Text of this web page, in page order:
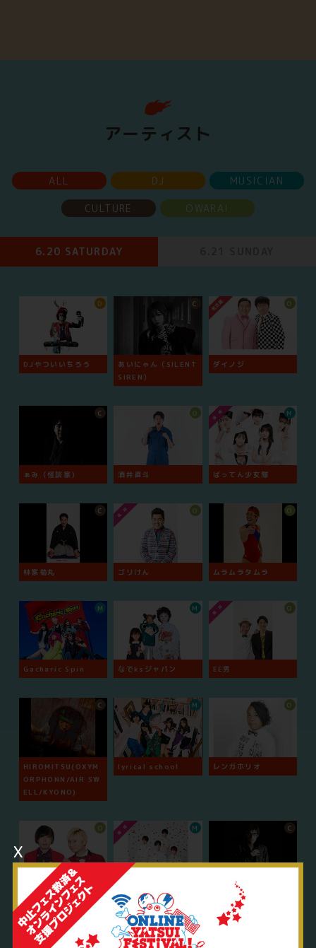
x
アーティスト
ALL DJ MUSICIAN
CULTURE OWARAI
6.20 SATURDAY
DJやついいちろう
D
あいにゃん（SILENT
SIREN）
C
ダイノジ
O
ぁみ（怪談家）
C
酒井直斗
O
ばってん少女隊
M
林家菊丸
C
ゴリけん
O
ムラムラタムラ
O
Gacharic Spin
M
なでksジャパン
M
EE男
O
HIROMITSU(OXYM
ORPHONN/AIR SW
ELL/KYONO)
C
lyrical school
M
レンガホリオ
O
ウェイウェイズ
O M C
O